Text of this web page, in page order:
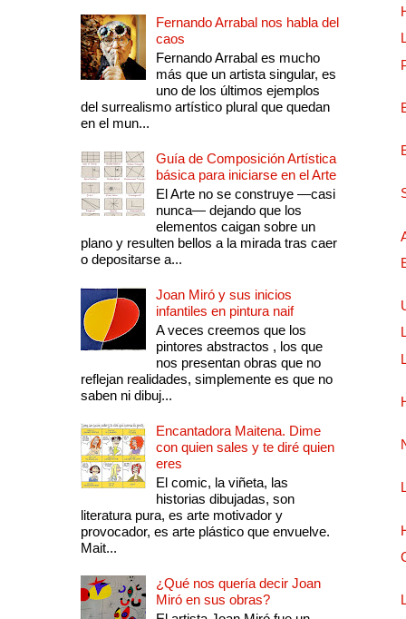
Fernando Arrabal nos habla del
caos
Fernando Arrabal es mucho
más que un artista singular, es
uno de los últimos ejemplos
del surrealismo artístico plural que quedan
en el mun...
Guía de Composición Artística
básica para iniciarse en el Arte
El Arte no se construye —casi
nunca— dejando que los
elementos caigan sobre un
plano y resulten bellos a la mirada tras caer
o depositarse a...
Joan Miró y sus inicios
infantiles en pintura naif
A veces creemos que los
pintores abstractos , los que
nos presentan obras que no
reflejan realidades, simplemente es que no
saben ni dibuj...
Encantadora Maitena. Dime
con quien sales y te diré quien
eres
El comic, la viñeta, las
historias dibujadas, son
literatura pura, es arte motivador y
provocador, es arte plástico que envuelve.
Mait...
¿Qué nos quería decir Joan
Miró en sus obras?